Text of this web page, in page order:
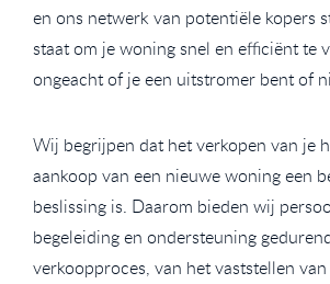
en ons netwerk van potentiële kopers
staat om je woning snel en efficiënt te
ongeacht of je een uitstromer bent of
Wij begrijpen dat het verkopen van je
aankoop van een nieuwe woning een
beslissing is. Daarom bieden wij
begeleiding en ondersteuning
verkoopproces, van het vaststellen